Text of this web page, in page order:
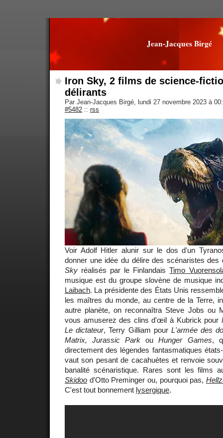
Jean-Jacques Birgé
Iron Sky, 2 films de science-
délirants
Par Jean-Jacques Birgé, lundi 27 novembre 2023 à
#5482 :: rss
Voir Adolf Hitler alunir sur le dos d'un
donner une idée du délire des scénaristes
Sky réalisés par le FinlandaisTimo
musique est du groupe slovène de musique
Laibach. La présidente des États Unis
les maîtres du monde, au centre de la Terre,
autre planète, on reconnaîtra Steve Jobs ou
vous amuserez des clins d'œil à Kubrick pour
Le dictateur, Terry Gilliam pourL'armée des
Matrix, Jurassic Park ouHunger Games,
directement des légendes fantasmatiques
vaut son pesant de cacahuètes et renvoie
banalité scénaristique. Rares sont les films
Skidoo d'Otto Preminger ou, pourquoi pas,
C'est tout bonnement lysergique.